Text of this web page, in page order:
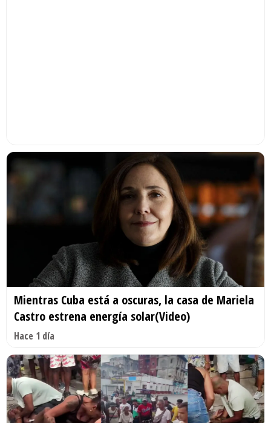
Mientras Cuba está a oscuras, la casa de Mariela
Castro estrena energía solar(Video)
Hace 1 día